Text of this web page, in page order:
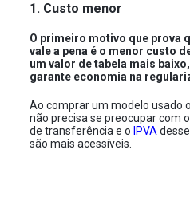
1. Custo menor
O primeiro motivo que prova
vale a pena é o menor custo
um valor de tabela mais
garante economia na
Ao comprar um modelo usado
não precisa se preocupar com
de transferência e o IPVA
são mais acessíveis.